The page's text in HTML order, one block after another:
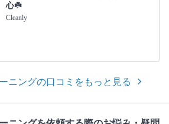
心☘️
Cleanly
ニングの口コミをもっと見る